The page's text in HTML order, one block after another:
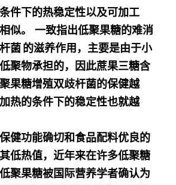
件下的热稳定性以及可加工
似。 一致指出低聚果糖的难消
菌 的滋养作用，主要是由于小
聚物承担的，因此蔗果三糖含
果糖增殖双歧杆菌的保健越
热的条件下的稳定性也就越
健功能确切和食品配料优良的
低热值， 近年来在许多低聚糖
聚果糖被国际营养学者确认为